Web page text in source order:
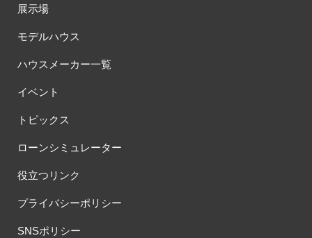
展示場
モデルハウス
ハウスメーカー一覧
イベント
トピックス
ローンシミュレーター
役立つリンク
プライバシーポリシー
SNSポリシー